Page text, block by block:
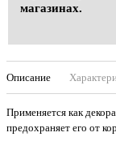
магазинах.
Описание
Применяется как
предохраняет его от